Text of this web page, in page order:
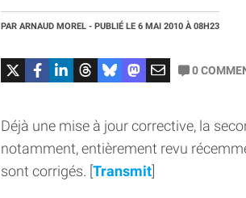
PAR ARNAUD MOREL - PUBLIÉ LE 6 MAI 2010 À 08H23
0
Déjà une mise à jour corrective, la
notamment, entièrement revu
sont corrigés. [Transmit]